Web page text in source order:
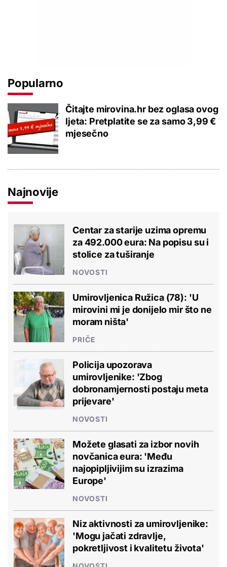
Popularno
Čitajte mirovina.hr bez oglasa ovog
ljeta: Pretplatite se za samo 3,99 €
mjesečno
Najnovije
Centar za starije uzima opremu
za 492.000 eura: Na popisu su i
stolice za tuširanje
NOVOSTI
Umirovljenica Ružica (78): 'U
mirovini mi je donijelo mir što ne
moram ništa'
PRIČE
Policija upozorava
umirovljenike: 'Zbog
dobronamjernosti postaju meta
prijevare'
NOVOSTI
Možete glasati za izbor novih
novčanica eura: 'Među
najopipljivijim su izrazima
Europe'
NOVOSTI
Niz aktivnosti za umirovljenike:
'Mogu jačati zdravlje,
pokretljivost i kvalitetu života'